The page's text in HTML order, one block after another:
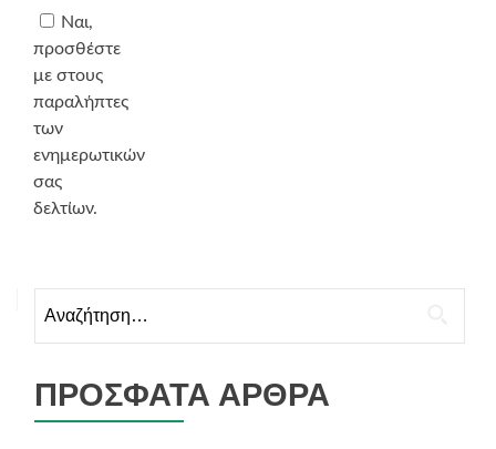
Ναι,
προσθέστε
με στους
παραλήπτες
των
ενημερωτικών
σας
δελτίων.
για:
ΠΡΌΣΦΑΤΑ ΆΡΘΡΑ